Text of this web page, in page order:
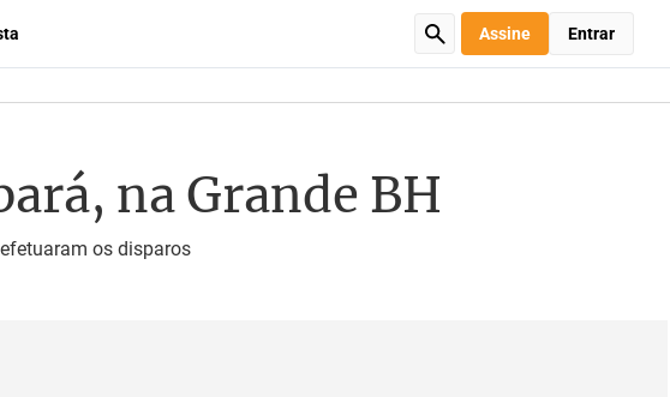
Assine Entrar
na Grande BH
os disparos